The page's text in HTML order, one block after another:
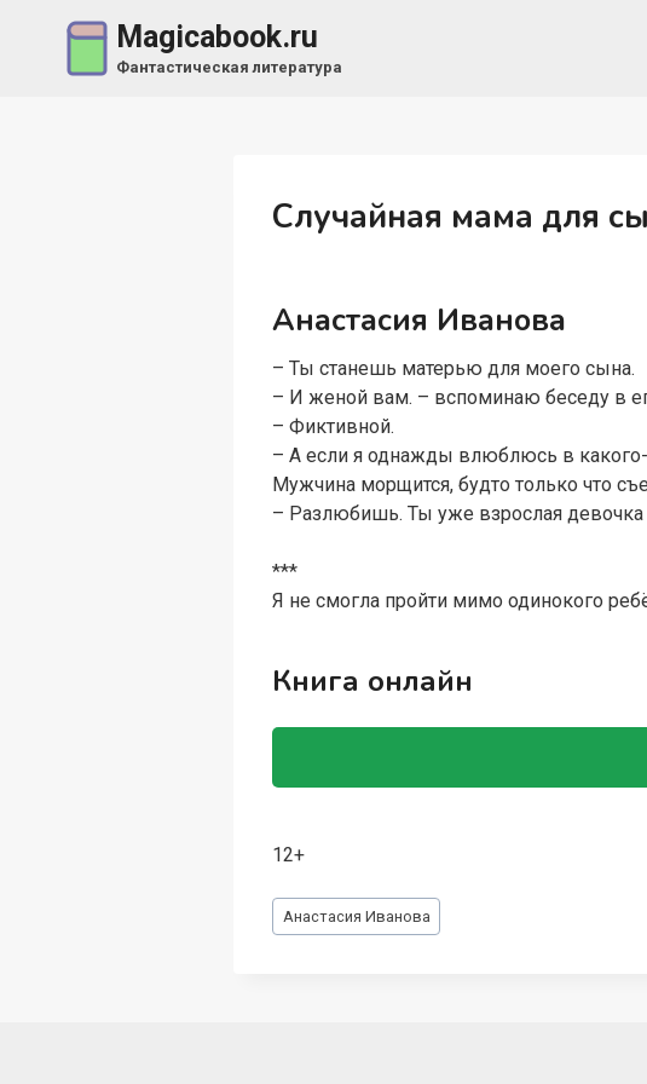
содержимому
Magicabook.ru
Фантастическая литература
Случайная мама для
Анастасия Иванoва
– Ты станешь матерью для моего сына.
– И женой вам. – вспоминаю беседу в
– Фиктивной.
– А если я однажды влюблюсь в
Мужчина морщится, будто только что
– Разлюбишь. Ты уже взрослая девочка
***
Я не смогла пройти мимо одинокого
Книга онлайн
12+
Метки
записи:
Анастасия Иванoва